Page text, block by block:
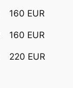
160 EUR
160 EUR
220 EUR